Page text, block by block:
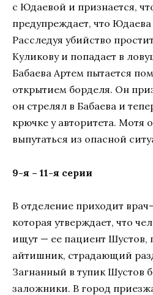
с Юдаевой и признается,
предупреждает, что Юдаева
Расследуя убийство
Куликову и попадает в
Бабаева Артем пытается
открытием борделя. Он
он стрелял в Бабаева и
крючке у авторитета. Мотя
выпутаться из опасной
9-я – 11-я серии
В отделение приходит
которая утверждает, что
ищут — ее пациент Шустов,
айтишник, страдающий
Загнанный в тупик Шустов
заложники. В город